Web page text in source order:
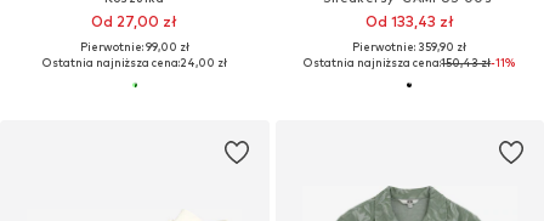
Od 27,00 zł
Pierwotnie: 99,00 zł
Ostatnia najniższa cena:24,00 zł
Od 133,43 zł
Pierwotnie: 359,90 zł
Ostatnia najniższa cena:150,43 zł-11%